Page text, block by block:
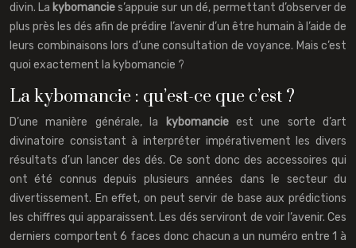
divin. La kybomancies’appuie sur un dé, permettant d’observer de
plus près les dés afin de prédire l’avenir d’un être humain à l’aide de
leurs combinaisons lors d’une consultation de voyance. Mais c’est
quoi exactement la kybomancie ?
La kybomancie : qu’est-ce que c’est ?
D’une manière générale, la kybomancieest une sorte d’art
divinatoire consistant à interpréter impérativement les divers
résultats d’un lancer des dés. Ce sont donc des accessoires qui
ont été connus depuis plusieurs années dans le secteur du
divertissement. En effet, on peut servir de base aux prédictions
les chiffres qui apparaissent. Les dés serviront de voir l’avenir. Ces
derniers comportent 6 faces donc chacun a un numéro entre 1 à